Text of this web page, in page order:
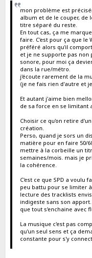
mon problème est
album et de le couper, de
titre séparé du reste.
En tout cas, ça me
faire. C'est pour ça que le
préféré alors qu'il
et je ne supporte pas non
sonore, pour moi ça
dans la rue/métro.
j'écoute rarement de la
(je ne fais rien d'autre et
Et autant j'aime bien
de sa force en se limitant
Choisir ce qu'on retire
création.
Perso, quand je sors un
matière pour en faire 50/
mettre à la corbeille un
semaines/mois. mais je
la cohérence.
C'est ce que SPD a voulu
peu battu pour se limiter
lecture des tracklists
indigeste sans son
que tout s'enchaine avec
La musique c'est pas
qu'un seul sens et ça
constante pour s'y